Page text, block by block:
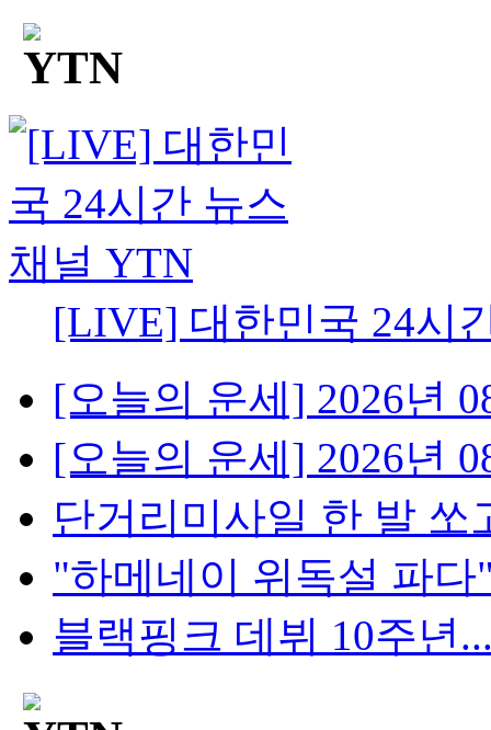
[LIVE] 대한민국 24시
[오늘의 운세] 2026년
[오늘의 운세] 2026년
단거리미사일 한 발 쏘
"하메네이 위독설 파다
블랙핑크 데뷔 10주년